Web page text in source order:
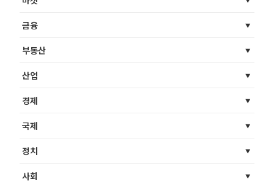
금융
부동산
산업
경제
국제
정치
사회